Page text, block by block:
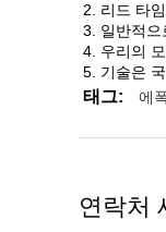
2. 리드 타
3. 일반적으
4. 우리의
5. 기술은
태그: 에
연락처